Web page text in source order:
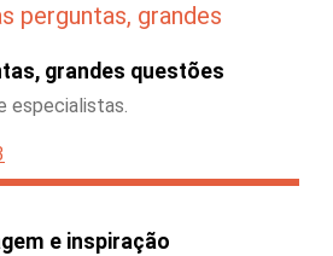
perguntas, grandes
grandes questões
especialistas.
e inspiração